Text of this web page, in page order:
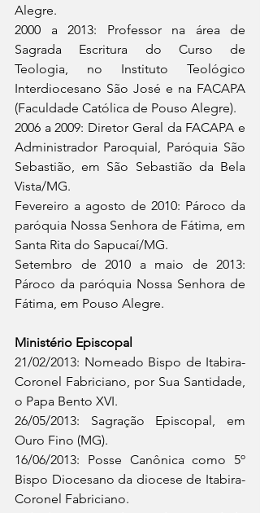
Alegre.
2000 a 2013: Professor na área de
Sagrada Escritura do Curso de
Teologia, no Instituto Teológico
Interdiocesano São José e na FACAPA
(Faculdade Católica de Pouso Alegre).
2006 a 2009: Diretor Geral da FACAPA e
Administrador Paroquial, Paróquia São
Sebastião, em São Sebastião da Bela
Vista/MG.
Fevereiro a agosto de 2010: Pároco da
paróquia Nossa Senhora de Fátima, em
Santa Rita do Sapucaí/MG.
Setembro de 2010 a maio de 2013:
Pároco da paróquia Nossa Senhora de
Fátima, em Pouso Alegre.
Ministério Episcopal
21/02/2013: Nomeado Bispo de Itabira-
Coronel Fabriciano, por Sua Santidade,
o Papa Bento XVI.
26/05/2013: Sagração Episcopal, em
Ouro Fino (MG).
16/06/2013: Posse Canônica como 5º
Bispo Diocesano da diocese de Itabira-
Coronel Fabriciano.